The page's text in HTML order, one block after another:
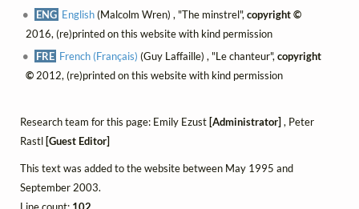
ENG English(Malcolm Wren) , "The minstrel",copyright ©
2016, (re)printed on this website with kind permission
FRE French (Français) (Guy Laffaille) , "Le chanteur",copyright
©2012, (re)printed on this website with kind permission
Research team for this page: Emily Ezust [Administrator] , Peter
Rastl [Guest Editor]
This text was added to the website between May 1995 and
September 2003.